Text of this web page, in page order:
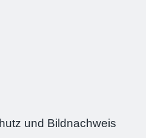
und Bildnachweis